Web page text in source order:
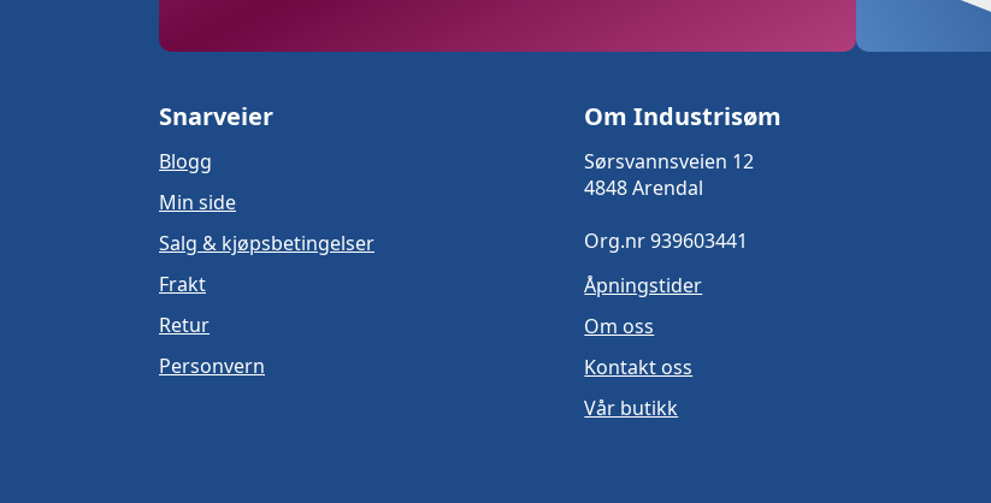
Snarveier
Blogg
Min side
Salg & kjøpsbetingelser
Frakt
Retur
Personvern
Om Industrisøm
Sørsvannsveien 12
4848 Arendal
Org.nr 939603441
Åpningstider
Om oss
Kontakt oss
Vår butikk